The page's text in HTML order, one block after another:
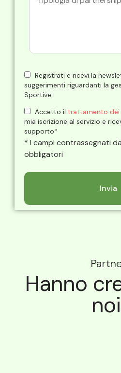
Registrati e ricevi la
suggerimenti riguardanti la
Sportive.
Accetto il trattamento dei
mia iscrizione al servizio e
supporto*
* I campi contrassegnati
obbligatori
Hanno